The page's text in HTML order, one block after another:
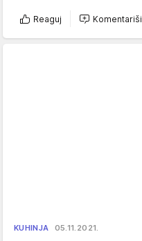
Reaguj Komentariši
KUHINJA 05.11.2021.